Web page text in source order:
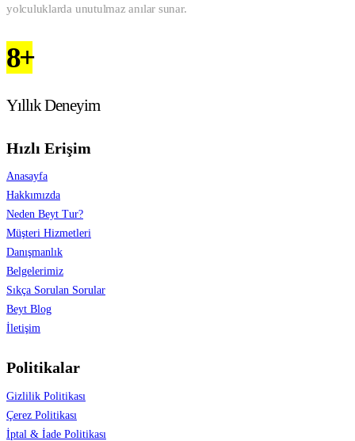
yolculuklarda unutulmaz anılar sunar.
8+
Yıllık Deneyim
Hızlı Erişim
Anasayfa
Hakkımızda
Neden Beyt Tur?
Müşteri Hizmetleri
Danışmanlık
Belgelerimiz
Sıkça Sorulan Sorular
Beyt Blog
İletişim
Politikalar
Gizlilik Politikası
Çerez Politikası
İptal & İade Politikası